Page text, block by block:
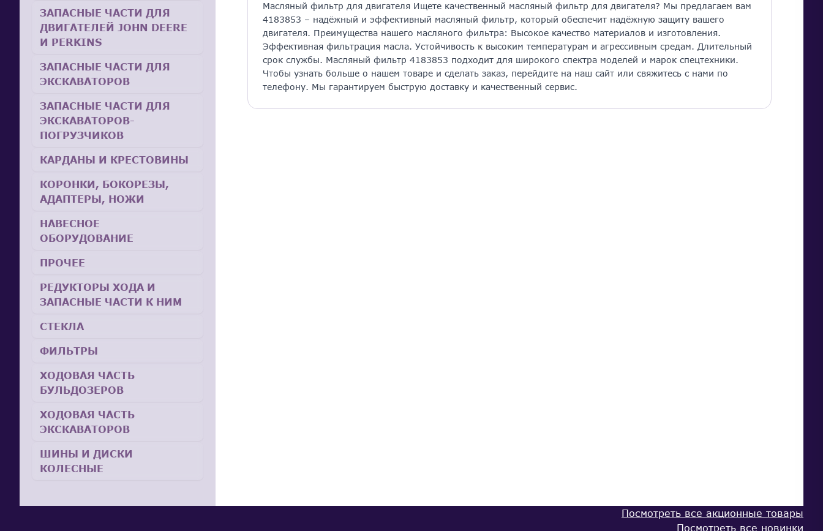
ЗАПАСНЫЕ ЧАСТИ ДЛЯ
ДВИГАТЕЛЕЙ JOHN DEERE
И PERKINS
ЗАПАСНЫЕ ЧАСТИ ДЛЯ
ЭКСКАВАТОРОВ
ЗАПАСНЫЕ ЧАСТИ ДЛЯ
ЭКСКАВАТОРОВ-
ПОГРУЗЧИКОВ
КАРДАНЫ И КРЕСТОВИНЫ
КОРОНКИ, БОКОРЕЗЫ,
АДАПТЕРЫ, НОЖИ
НАВЕСНОЕ
ОБОРУДОВАНИЕ
ПРОЧЕЕ
РЕДУКТОРЫ ХОДА И
ЗАПАСНЫЕ ЧАСТИ К НИМ
СТЕКЛА
ФИЛЬТРЫ
ХОДОВАЯ ЧАСТЬ
БУЛЬДОЗЕРОВ
ХОДОВАЯ ЧАСТЬ
ЭКСКАВАТОРОВ
ШИНЫ И ДИСКИ
КОЛЕСНЫЕ
Масляный фильтр для двигателя Ищете качественный масляный фильтр для двигателя? Мы предлагаем вам
4183853 – надёжный и эффективный масляный фильтр, который обеспечит надёжную защиту вашего
двигателя. Преимущества нашего масляного фильтра: Высокое качество материалов и изготовления.
Эффективная фильтрация масла. Устойчивость к высоким температурам и агрессивным средам. Длительный
срок службы. Масляный фильтр 4183853 подходит для широкого спектра моделей и марок спецтехники.
Чтобы узнать больше о нашем товаре и сделать заказ, перейдите на наш сайт или свяжитесь с нами по
телефону. Мы гарантируем быструю доставку и качественный сервис.
Посмотреть все акционные товары
Посмотреть все новинки